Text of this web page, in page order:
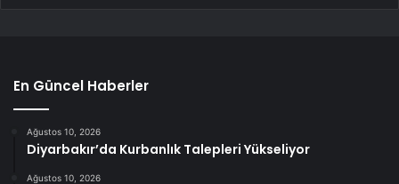
En Güncel Haberler
Ağustos 10, 2026
Diyarbakır’da Kurbanlık Talepleri Yükseliyor
Ağustos 10, 2026